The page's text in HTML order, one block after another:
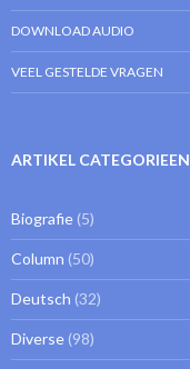
DOWNLOAD AUDIO
VEEL GESTELDE VRAGEN
ARTIKEL CATEGORIEEN
Biografie (5)
Column (50)
Deutsch (32)
Diverse (98)